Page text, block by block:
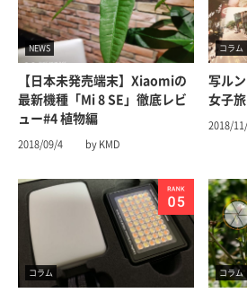
NEWS
【日本未発売端末】Xiaomiの
最新機種「Mi 8 SE」徹底レビ
ュー#4 植物編
2018/09/4 by KMD
コラム
写ル
女子
2018/
コラム コラム